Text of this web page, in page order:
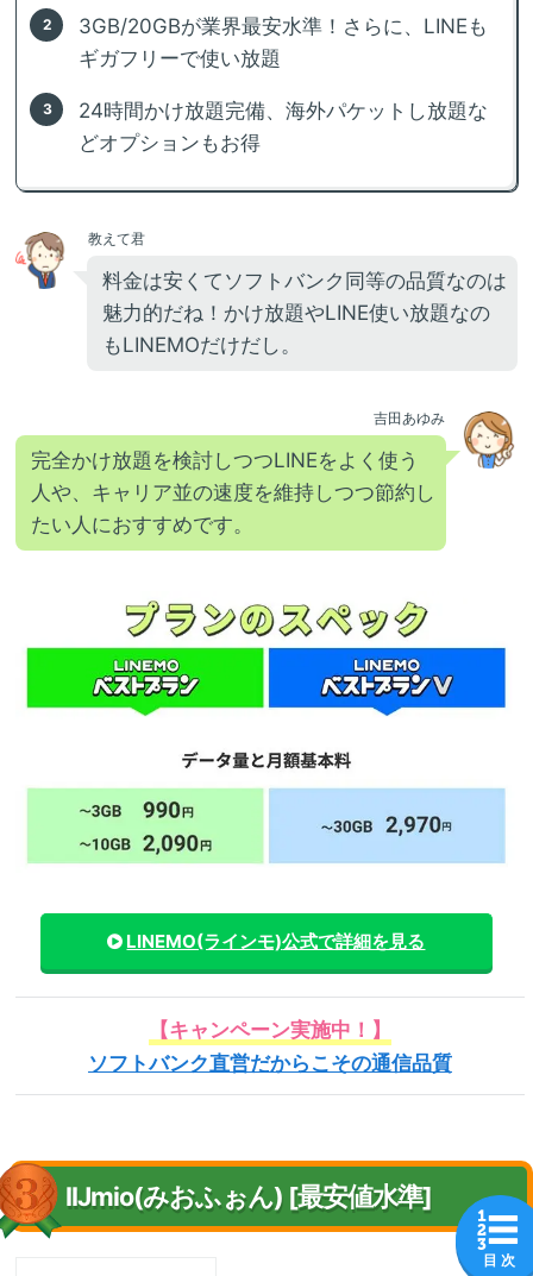
3GB/20GBが業界最安水準！さらに、LINEも
ギガフリーで使い放題
24時間かけ放題完備、海外パケットし放題な
どオプションもお得
教えて君
料金は安くてソフトバンク同等の品質なのは
魅力的だね！かけ放題やLINE使い放題なの
もLINEMOだけだし。
吉田あゆみ
完全かけ放題を検討しつつLINEをよく使う
人や、キャリア並の速度を維持しつつ節約し
たい人におすすめです。
LINEMO(ラインモ)公式で詳細を見る
【キャンペーン実施中！】
ソフトバンク直営だからこその通信品質
IIJmio(みおふぉん) [最安値水準]
目 次